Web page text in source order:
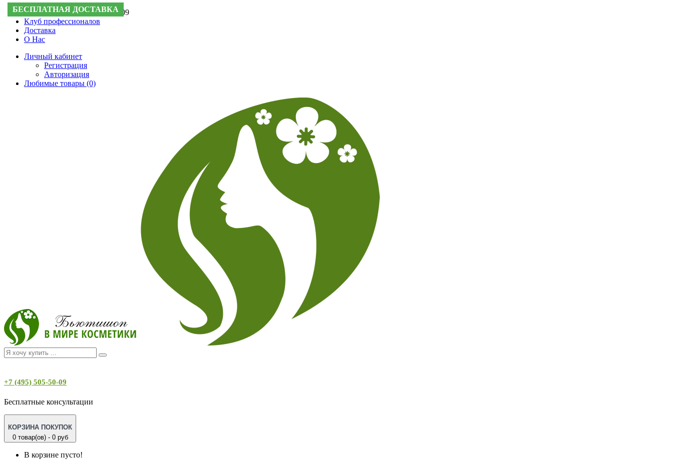
Поддержка: +7 (495) 505-50-09
Клуб профессионалов
Доставка
О Нас
Личный кабинет
Регистрация
Авторизация
Любимые товары (0)
+7 (495) 505-50-09
Бесплатные консультации
КОРЗИНА ПОКУПОК
0 товар(ов) - 0 руб
В корзине пусто!
БЕСПЛАТНАЯ ДОСТАВКА